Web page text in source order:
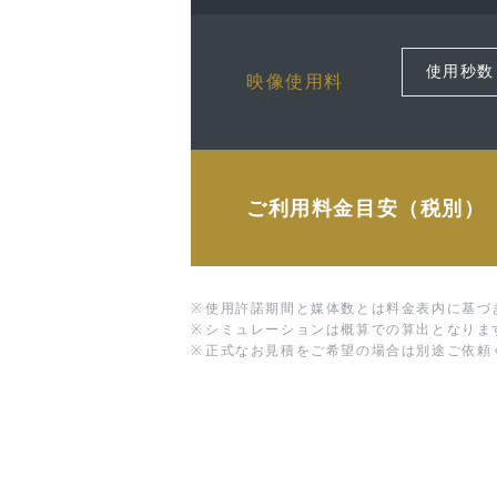
映像使用料
ご利用料金目安（税別）
※ 使用許諾期間と媒体数とは料金表内に基づ
※ シミュレーションは概算での算出となりま
※ 正式なお見積をご希望の場合は別途ご依頼